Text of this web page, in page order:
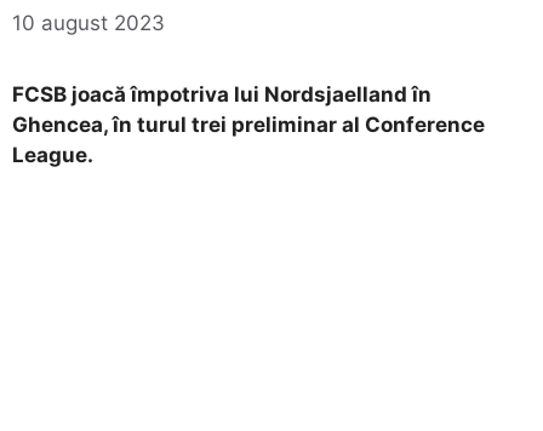
10 august 2023
FCSB joacă împotriva lui Nordsjaelland în
Ghencea, în turul trei preliminar al Conference
League.